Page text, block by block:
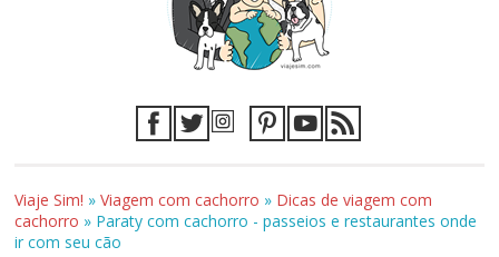
Viaje Sim! »Viagem com cachorro » Dicas de viagem com
cachorro » Paraty com cachorro - passeios e restaurantes onde
ir com seu cão